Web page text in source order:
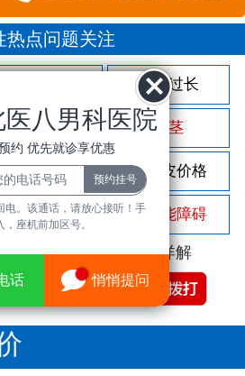
热点问题关注
包皮过长
尿频尿急 包茎
前列腺炎 割包皮价格
龟头敏感 性功能障碍
费咨询电话立即为您详解
医八男科医院
约 优先就诊享优惠
电。该通话，请放心接听！手
座机前加区号。
话 悄悄提问